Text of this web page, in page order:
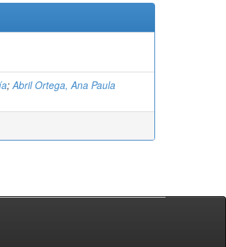
;Abril Ortega, Ana Paula